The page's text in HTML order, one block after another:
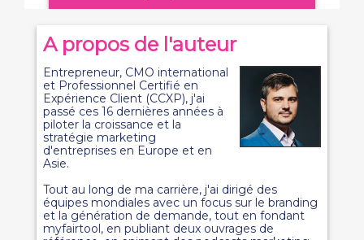
A propos de l'auteur
Entrepreneur, CMO international
et Professionnel Certifié en
Expérience Client (CCXP), j'ai
passé ces 16 dernières années à
piloter la croissance et la
stratégie marketing
d'entreprises en Europe et en
Asie.
Tout au long de ma carrière, j'ai dirigé des
équipes mondiales avec un focus sur le branding
et la génération de demande, tout en fondant
myfairtool, en publiant deux ouvrages de